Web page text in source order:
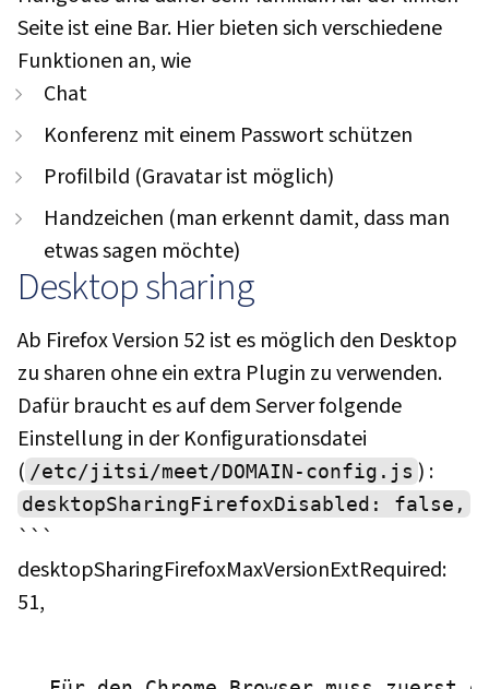
Seite ist eine Bar. Hier bieten sich verschiedene
Funktionen an, wie
Chat
Konferenz mit einem Passwort schützen
Profilbild (Gravatar ist möglich)
Handzeichen (man erkennt damit, dass man
etwas sagen möchte)
Desktop sharing
Ab Firefox Version 52 ist es möglich den Desktop
zu sharen ohne ein extra Plugin zu verwenden.
Dafür braucht es auf dem Server folgende
Einstellung in der Konfigurationsdatei
( /etc/jitsi/meet/DOMAIN-config.js ) :
desktopSharingFirefoxDisabled: false,
```
desktopSharingFirefoxMaxVersionExtRequired:
51,